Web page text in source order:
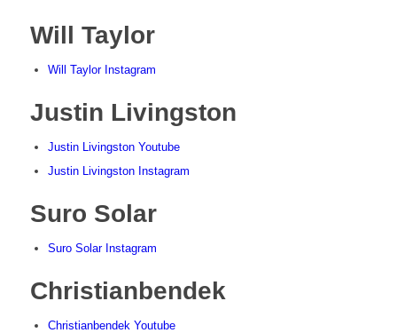
Will Taylor
Will Taylor Instagram
Justin Livingston
Justin Livingston Youtube
Justin Livingston Instagram
Suro Solar
Suro Solar Instagram
Christianbendek
Christianbendek Youtube